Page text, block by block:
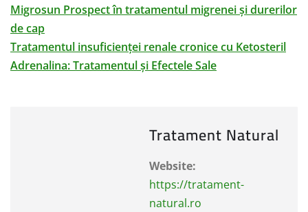
Migrosun Prospect în tratamentul migrenei și durerilor
de cap
Tratamentul insuficienței renale cronice cu Ketosteril
Adrenalina: Tratamentul și Efectele Sale
Tratament Natural
Website:
https://tratament-
natural.ro